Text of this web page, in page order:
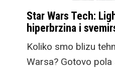
Star Wars Tech:
hiperbrzina i
Koliko smo blizu
Warsa? Gotovo